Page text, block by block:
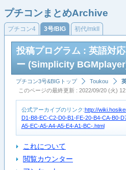
プチコンまとめArchive
プチコン4 3号/BIG 初代/mkII
投稿プログラム : 英語対
ー (Simplicity
プチコン3号&BIGトップ Toukou
このページの最終更新 : 2022/09/20 (火)
公式アーカイブのリンク:http://
D1-B8-EC-C2-D0-B1-FE-20-B4-CA-B0-
A5-EC-A5-A4-A5-E4-A1-BC-.html
これについて
閲覧カウンター